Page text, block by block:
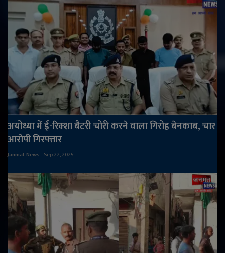
अयोध्या में ई-रिक्शा बैटरी चोरी करने वाला गिरोह बेनकाब, चार
आरोपी गिरफ्तार
Janmat News Sep 22, 2025